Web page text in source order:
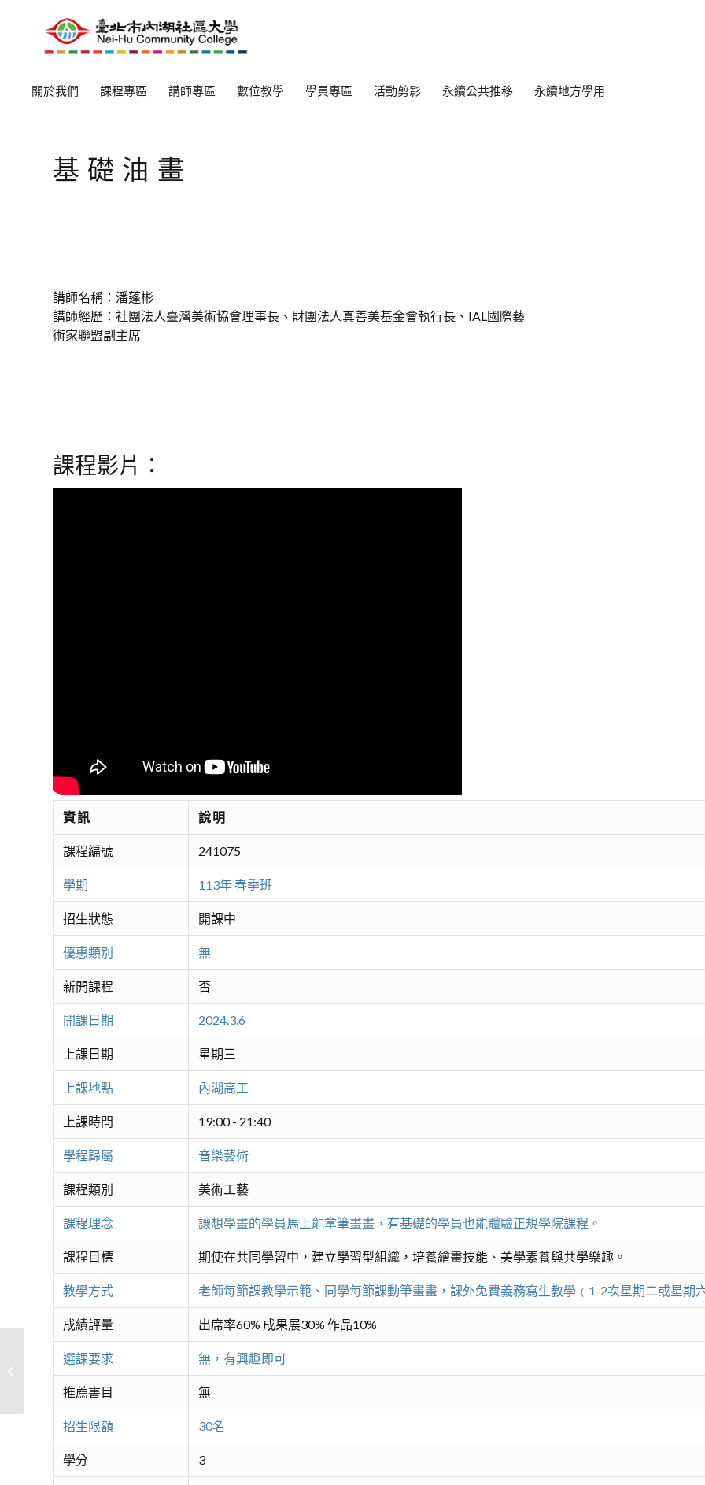
關於我們 課程專區 講師專區 數位教學 學員專區 活動剪影 永續公共推移 永續地方學用
基礎油畫
講師名稱：潘蓬彬
講師經歷：社團法人臺灣美術協會理事長、財團法人真善美基金會執行長、IAL國際藝
術家聯盟副主席
課程影片：
資訊 說明
課程編號 241075
學期 113年 春季班
招生狀態 開課中
優惠類別 無
新開課程 否
開課日期 2024.3.6
上課日期 星期三
上課地點 內湖高工
上課時間 19:00 - 21:40
學程歸屬 音樂藝術
課程類別 美術工藝
課程理念 讓想學畫的學員馬上能拿筆畫畫，有基礎的學員也能體驗正規學院課程。
課程目標 期使在共同學習中，建立學習型組織，培養繪畫技能、美學素養與共學樂趣。
教學方式 老師每節課教學示範、同學每節課動筆畫畫，課外免費義務寫生教學﹙1-2次星期二或星期
成績評量 出席率60% 成果展30% 作品10%
選課要求 無，有興趣即可
推薦書目 無
招生限額 30名
學分 3